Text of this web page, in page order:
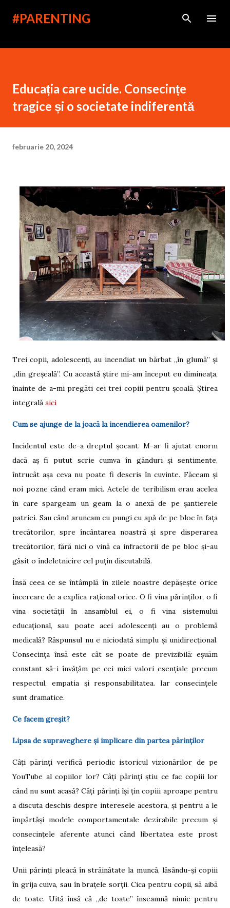
Treceți la conținutul principal
#PARENTING
Educația care ucide. Consecințe
tragice și o societate indiferentă
februarie 20, 2024
Trei copii, adolescenți, au incendiat un bărbat „în glumă” și
„din greșeală”. Cu această știre mi-am început eu dimineața,
înainte de a-mi pregăti cei trei copiii pentru școală. Știrea
integrală aici
Cum se ajunge de la joacă la incendierea oamenilor?
Incidentul este de-a dreptul șocant. M-ar fi ajutat enorm
dacă aș fi putut scrie cumva în gânduri și sentimente,
întrucât așa ceva nu poate fi descris în cuvinte. Făceam și
noi pozne când eram mici. Actele de teribilism erau acelea
în care spargeam un geam la o anexă de pe șantierele
patriei. Sau când aruncam cu pungi cu apă de pe bloc în fața
trecătorilor, spre încântarea noastră și spre disperarea
trecătorilor, fără nici o vină ca infractorii de pe bloc și-au
găsit o îndeletnicire cel puțin discutabilă.
Însă ceea ce se întâmplă în zilele noastre depășește orice
încercare de a explica rațional orice. O fi vina părinților, o fi
vina societății în ansamblul ei, o fi vina sistemului
educațional, sau poate acei adolescenți au o problemă
medicală? Răspunsul nu e niciodată simplu și unidirecțional.
Consecința însă este cât se poate de previzibilă: eșuăm
constant să-i învățăm pe cei mici valori esențiale precum
respectul, empatia și responsabilitatea. Iar consecințele
sunt dramatice.
Ce facem greșit?
Lipsa de supraveghere și implicare din partea părinților
Câți părinți verifică periodic istoricul vizionărilor de pe
YouTube al copiilor lor? Câți părinți știu ce fac copiii lor
când nu sunt acasă? Câți părinți își țin copiii aproape pentru
a discuta deschis despre interesele acestora, și pentru a le
împărtăși modele comportamentale dezirabile precum și
consecințele aferente atunci când libertatea este prost
înțeleasă?
Unii părinți pleacă în străinătate la muncă, lăsându-și copiii
în grija cuiva, sau în brațele sorții. Cica pentru copii, să aibă
de toate. Uită însă că „de toate” înseamnă nimic pentru